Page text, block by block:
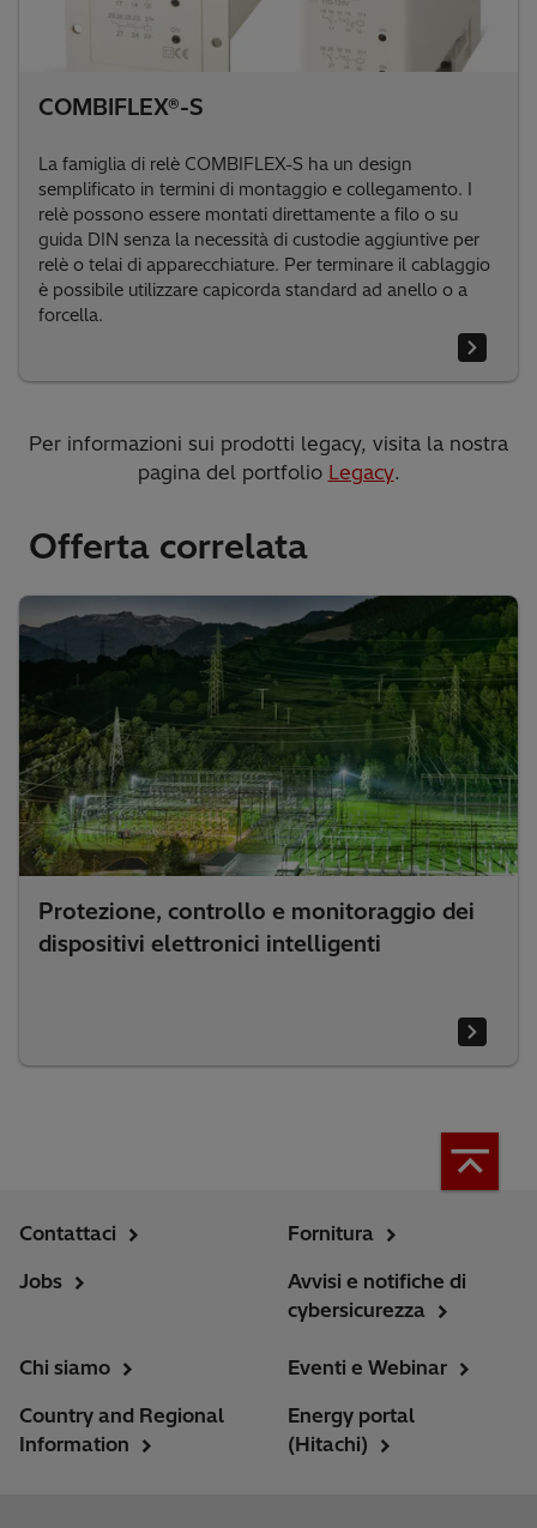
COMBIFLEX®-S
La famiglia di relè COMBIFLEX-S ha un design
semplificato in termini di montaggio e collegamento. I
relè possono essere montati direttamente a filo o su
guida DIN senza la necessità di custodie aggiuntive per
relè o telai di apparecchiature. Per terminare il cablaggio
è possibile utilizzare capicorda standard ad anello o a
forcella.
Per informazioni sui prodotti legacy, visita la nostra
pagina del portfolio Legacy.
Offerta correlata
Protezione, controllo e monitoraggio dei
dispositivi elettronici intelligenti
Contattaci
Jobs
Fornitura
Avvisi e notifiche di
cybersicurezza
Chi siamo
Country and Regional
Information
Eventi e Webinar
Energy portal
(Hitachi)